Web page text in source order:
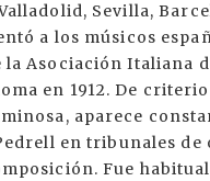
Sevilla,
a los músicos
la Asociación Italiana
en 1912. De
aparece
en tribunales de
Fue habitual